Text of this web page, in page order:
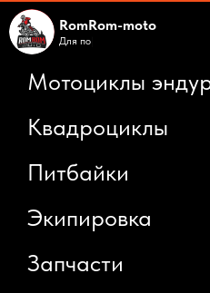
RomRom-moto
Для пока
Запчасти
Экипировка
Питбайки
Квадроциклы
Мотоциклы